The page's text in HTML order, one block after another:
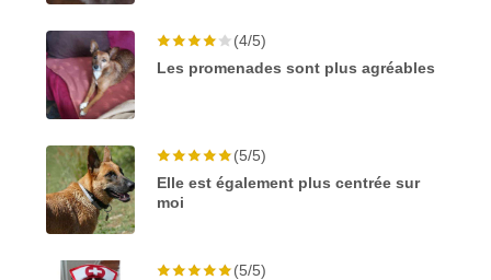
(4/5)
Les promenades sont plus agréables
(5/5)
Elle est également plus centrée sur
moi
(5/5)